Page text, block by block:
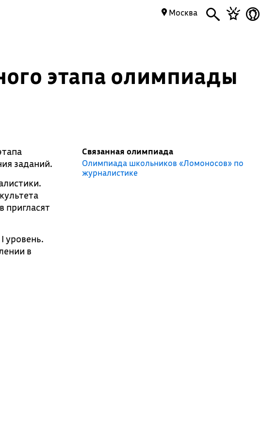
Москва
этапа олимпиады
заданий.
пригласят
уровень.
в
Связанная олимпиада
Олимпиада школьников «Ломоносов» по
журналистике